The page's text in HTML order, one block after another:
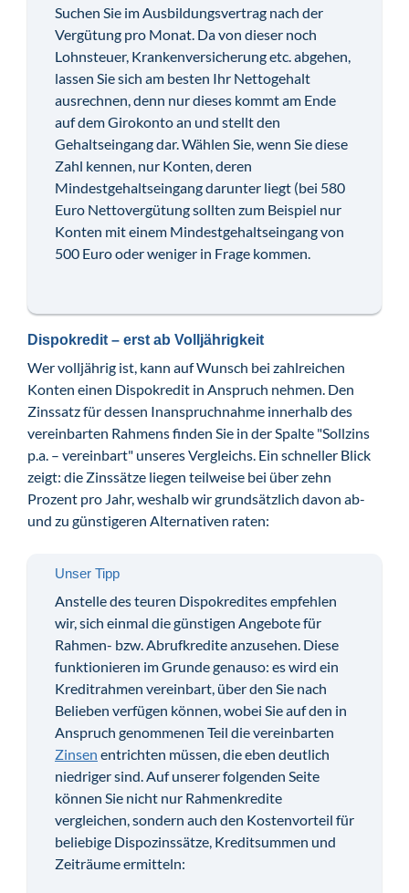
Suchen Sie im Ausbildungsvertrag nach der
Vergütung pro Monat. Da von dieser noch
Lohnsteuer, Krankenversicherung etc. abgehen,
lassen Sie sich am besten Ihr Nettogehalt
ausrechnen, denn nur dieses kommt am Ende
auf dem Girokonto an und stellt den
Gehaltseingang dar. Wählen Sie, wenn Sie diese
Zahl kennen, nur Konten, deren
Mindestgehaltseingang darunter liegt (bei 580
Euro Nettovergütung sollten zum Beispiel nur
Konten mit einem Mindestgehaltseingang von
500 Euro oder weniger in Frage kommen.
Dispokredit – erst ab Volljährigkeit
Wer volljährig ist, kann auf Wunsch bei zahlreichen
Konten einen Dispokredit in Anspruch nehmen. Den
Zinssatz für dessen Inanspruchnahme innerhalb des
vereinbarten Rahmens finden Sie in der Spalte "Sollzins
p.a. – vereinbart" unseres Vergleichs. Ein schneller Blick
zeigt: die Zinssätze liegen teilweise bei über zehn
Prozent pro Jahr, weshalb wir grundsätzlich davon ab-
und zu günstigeren Alternativen raten:
Unser Tipp
Anstelle des teuren Dispokredites empfehlen
wir, sich einmal die günstigen Angebote für
Rahmen- bzw. Abrufkredite anzusehen. Diese
funktionieren im Grunde genauso: es wird ein
Kreditrahmen vereinbart, über den Sie nach
Belieben verfügen können, wobei Sie auf den in
Anspruch genommenen Teil die vereinbarten
Zinsen entrichten müssen, die eben deutlich
niedriger sind. Auf unserer folgenden Seite
können Sie nicht nur Rahmenkredite
vergleichen, sondern auch den Kostenvorteil für
beliebige Dispozinssätze, Kreditsummen und
Zeiträume ermitteln: